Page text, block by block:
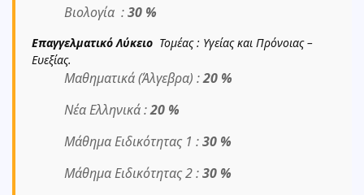
Βιολογία :30 %
Επαγγελματικό Λύκειο Τομέας : Υγείας και Πρόνοιας –
Ευεξίας.
Μαθηματικά (Άλγεβρα) :20 %
Νέα Ελληνικά :20 %
Μάθημα Ειδικότητας 1 :30 %
Μάθημα Ειδικότητας 2 :30 %